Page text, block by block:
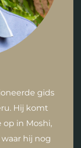
gids
Hij komt
in Moshi,
hij nog